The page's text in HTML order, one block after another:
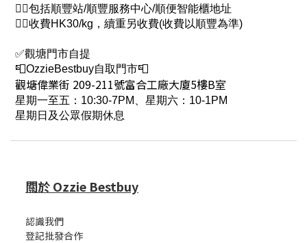
👉🏻包括順豐站/順豐服務中心/順便智能櫃地址
👉🏻收費HK30/kg，續重另收費(收費以順豐為準)
✅觀塘門市自提
📮OzzieBestbuy自取門市📮
觀塘偉業街 209-211號富合工廠大廈5樓B室
星期一至五：10:30-7PM、星期六：10-1PM
星期日及公眾假期休息
關於 Ozzie Bestbuy
認識我們
登記批發合作